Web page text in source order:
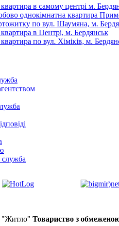
в самому центрі м.
однокімнатна квартира
по вул. Шаумяна, м.
в Центрі, м. Бердянськ
по вул. Хіміків, м.
служба
Товариство з